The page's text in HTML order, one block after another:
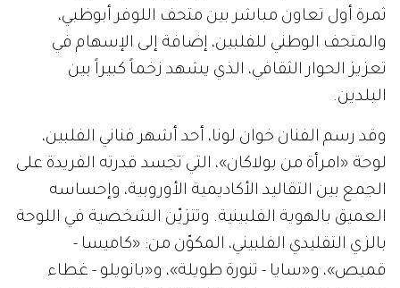
ثمرة أول تعاون مباشر بين متحف اللوفر أبوظبي،
والمتحف الوطني للفلبين، إضافة إلى الإسهام في
تعزيز الحوار الثقافي، الذي يشهد زخماً كبيراً بين
البلدين.
وقد رسم الفنان خوان لونا، أحد أشهر فناني الفلبين،
لوحة «امرأة من بولاكان»، التي تجسد قدرته الفريدة على
الجمع بين التقاليد الأكاديمية الأوروبية، وإحساسه
العميق بالهوية الفلبينية. وتتزيّن الشخصية في اللوحة
بالزي التقليدي الفلبيني، المكوّن من: «كاميسا -
قميص»، و«سايا - تنورة طويلة»، و«بانويلو - غطاء